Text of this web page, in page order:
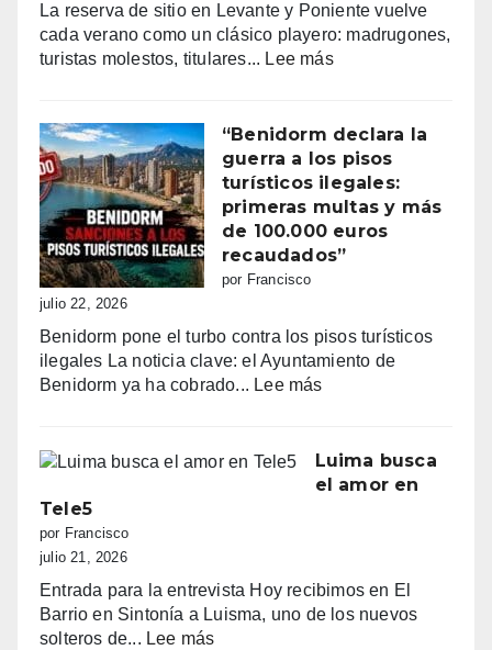
Cristianos
de
Villajoyosa
La reserva de sitio en Levante y Poniente vuelve
cada verano como un clásico playero: madrugones,
turistas molestos, titulares... Lee más:
la
batalla
por
la
primera
línea:
quejas
vecinales
con
zonas
“Benidorm declara la
guerra a los pisos
turísticos ilegales:
primeras multas y más
de 100.000 euros
recaudados”
por Francisco
julio 22, 2026
Benidorm pone el turbo contra los pisos turísticos
ilegales La noticia clave: el Ayuntamiento de
Benidorm ya ha cobrado... Lee más:
la
guerra
ilegales:
primeras
Luima busca
el amor en
Tele5
por Francisco
julio 21, 2026
Entrada para la entrevista Hoy recibimos en El
Barrio en Sintonía a Luisma, uno de los nuevos
solteros de... Lee más: